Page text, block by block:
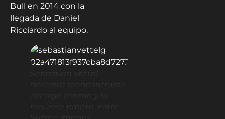
Bull en 2014 con la
llegada de Daniel
Ricciardo al equipo.